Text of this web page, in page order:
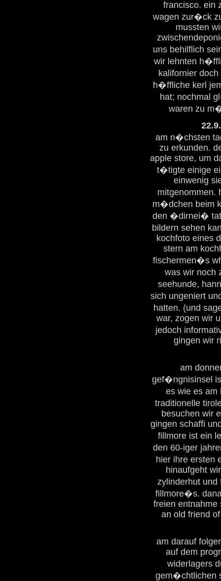
francisco. ein
wagen zur�ck
mussten
uns behilflich
wir lehnten
kalifornier
h�ffliche kerl
hat; nochmal
waren zu
am n�chsten
zu erkunden.
apple store, um
t�tigte einige
einwenig
mitgenommen.
m�dchen beim
den �dirnei�
bildern sehen
kochfoto eines
stern am
fischermen�s
was wir noch
seehunde,
sich ungeniert
hatten. (und
war, zogen wir
jedoch
gingen wir
am
gef�ngnisinsel
es wie es
traditionelle
besuchen wir
gingen schaffi
fillmore ist ein
den 60-iger
hier ihre ersten
hinaufgeht
zylinderhut
fillmore�s.
freien entnahme
an old friend
am darauf
auf dem
widerlagers
gem�chtlichen